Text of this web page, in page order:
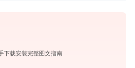
下载安装完整图文指南